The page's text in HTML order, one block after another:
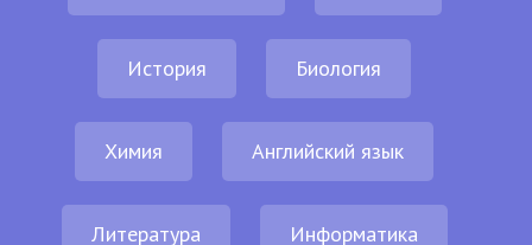
История Биология
Химия Английский язык
Литература Информатика